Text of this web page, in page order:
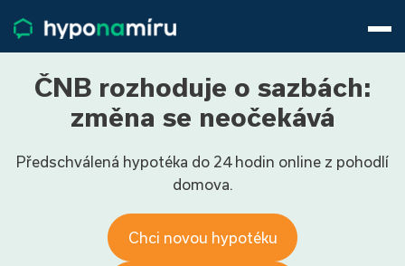
Životní pojištění
Pojištění nemovitosti
Články
800 688 388
9−16 hod.
ČNB rozhoduje o sazbách:
změna se neočekává
Předschválená hypotéka do 24 hodin online z pohodlí
domova.
Chci novou hypotéku